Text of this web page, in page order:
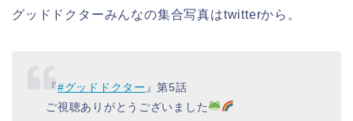
グッドドクターみんなの集合写真はtwitterから。
『#グッドドクター 』第5話
ご視聴ありがとうございました